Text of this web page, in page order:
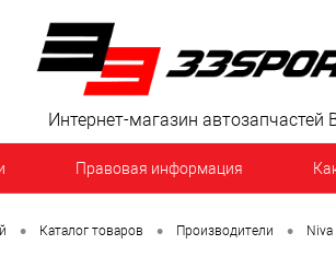
Интернет-магазин автозапчастей
Правовая информация
• Каталог товаров • Производители • Niva